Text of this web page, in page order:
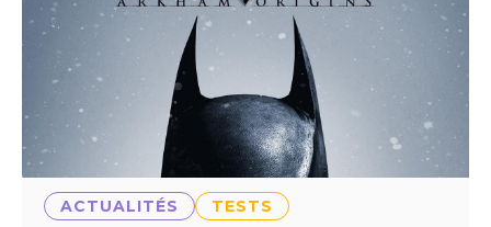
ACTUALITÉS TESTS